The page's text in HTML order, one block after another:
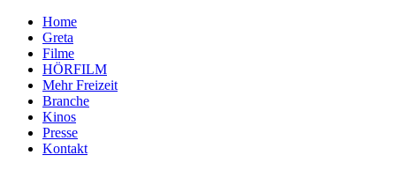
Home
Greta
Filme
HÖRFILM
Mehr Freizeit
Branche
Kinos
Presse
Kontakt